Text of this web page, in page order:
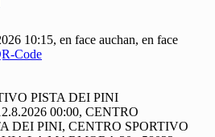
10:15, en face auchan, en face
Code
PISTA DEI PINI
00:00, CENTRO
DEI PINI, CENTRO SPORTIVO